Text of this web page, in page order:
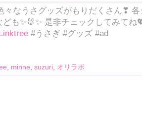
々なうさグッズがもりだくさん❣ 各
も✨🐰✨ 是非チェックしてみてね
Linktree #うさぎ #グッズ #ad
, minne, suzuri, オリラボ